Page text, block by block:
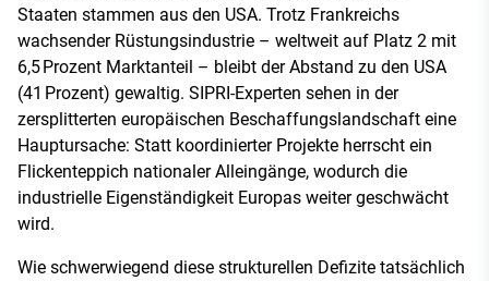
Staaten stammen aus den USA. Trotz Frankreichs
wachsender Rüstungsindustrie – weltweit auf Platz 2 mit
6,5 Prozent Marktanteil – bleibt der Abstand zu den USA
(41 Prozent) gewaltig. SIPRI-Experten sehen in der
zersplitterten europäischen Beschaffungslandschaft eine
Hauptursache: Statt koordinierter Projekte herrscht ein
Flickenteppich nationaler Alleingänge, wodurch die
industrielle Eigenständigkeit Europas weiter geschwächt
wird.
Wie schwerwiegend diese strukturellen Defizite tatsächlich